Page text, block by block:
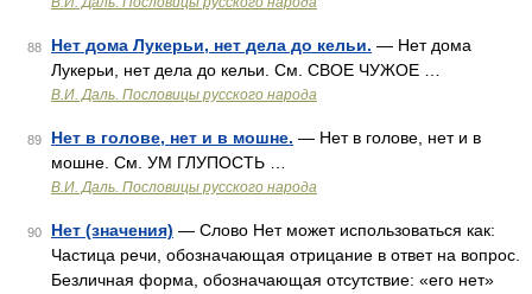
88 Нет дома Лукерьи, нет дела до кельи. — Нет дома
Лукерьи, нет дела до кельи. См. СВОЕ ЧУЖОЕ …
В.И. Даль. Пословицы русского народа
89 Нет в голове, нет и в мошне. — Нет в голове, нет и в
мошне. См. УМ ГЛУПОСТЬ …
В.И. Даль. Пословицы русского народа
90 Нет (значения) — Слово Нет может использоваться как:
Частица речи, обозначающая отрицание в ответ на вопрос.
Безличная форма, обозначающая отсутствие: «его нет»